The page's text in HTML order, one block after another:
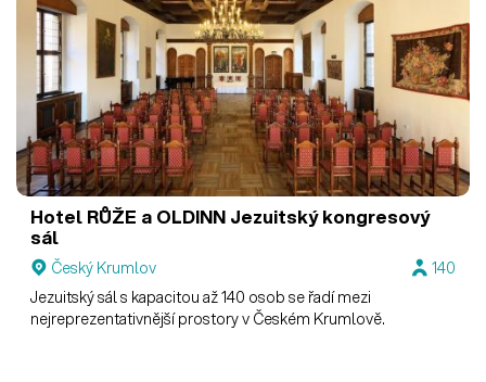
Hotel RŮŽE a OLDINN Jezuitský kongresový
sál
Český Krumlov
140
Jezuitský sál s kapacitou až 140 osob se řadí mezi
nejreprezentativnější prostory v Českém Krumlově.